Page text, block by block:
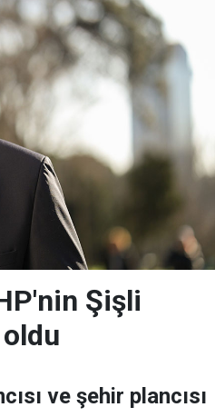
Şişli
ve şehir plancısı